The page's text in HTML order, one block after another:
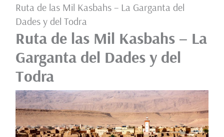
Ruta de las Mil Kasbahs – La Garganta del
Dades y del Todra
Ruta de las Mil Kasbahs – La
Garganta del Dades y del
Todra